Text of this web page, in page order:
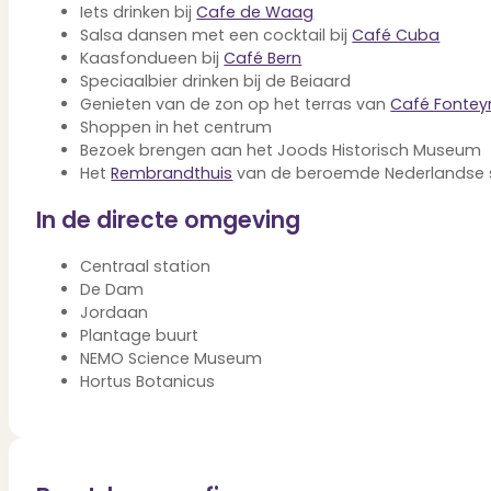
Verbouwen
Wil jij jouw huis renoveren? Geen probleem!
Alle diensten
Bekijk het overzicht van alle diensten..
Over PUUR*
Over PUUR*
Wie zijn wij?
Ons team
Leer ons beter kennen..
Werken bij PUUR*
Iets drinken bijCafe de Waag
Salsa dansen met een cocktail bijCafé Cuba
Kaasfondueen bijCafé Bern
Speciaalbier drinken bij de Beiaard
Genieten van de zon op het terras vanCafé
Shoppen in het centrum
Bezoek brengen aan het Joods Historisch Museum
HetRembrandthuis van de beroemde Nederlandse
In de directe omgeving
Centraal station
De Dam
Jordaan
Plantage buurt
NEMO Science Museum
Hortus Botanicus